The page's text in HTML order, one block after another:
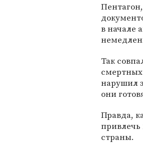
в начале
Так
нарушил
они
Правда,
привлечь
страны.